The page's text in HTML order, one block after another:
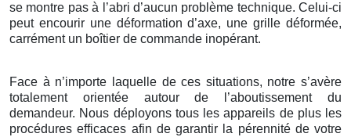
se montre pas à l’abri d’aucun problème technique. Celui-ci
peut encourir une déformation d’axe, une grille déformée,
carrément un boîtier de commande inopérant.
Face à n’importe laquelle de ces situations, notre s’avère
totalement orientée autour de l’aboutissement du
demandeur. Nous déployons tous les appareils de plus les
procédures efficaces afin de garantir la pérennité de votre